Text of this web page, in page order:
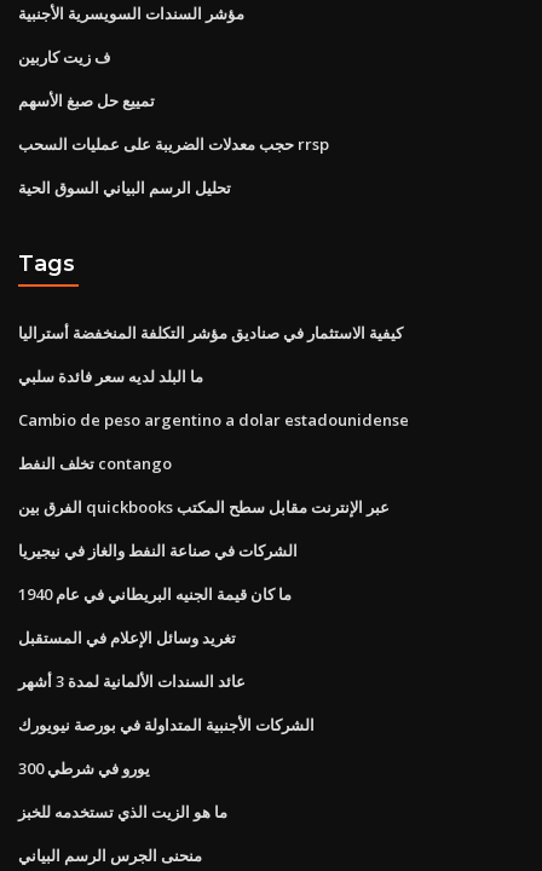
مؤشر السندات السويسرية الأجنبية
ف زيت كاربين
تمييع حل صبغ الأسهم
حجب معدلات الضريبة على عمليات السحب rrsp
تحليل الرسم البياني السوق الحية
Tags
كيفية الاستثمار في صناديق مؤشر التكلفة المنخفضة أستراليا
ما البلد لديه سعر فائدة سلبي
Cambio de peso argentino a dolar estadounidense
تخلف النفط contango
الفرق بين quickbooks عبر الإنترنت مقابل سطح المكتب
الشركات في صناعة النفط والغاز في نيجيريا
ما كان قيمة الجنيه البريطاني في عام 1940
تغريد وسائل الإعلام في المستقبل
عائد السندات الألمانية لمدة 3 أشهر
الشركات الأجنبية المتداولة في بورصة نيويورك
300 يورو في شرطي
ما هو الزيت الذي تستخدمه للخبز
منحنى الجرس الرسم البياني